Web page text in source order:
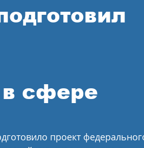
в сфере
проект